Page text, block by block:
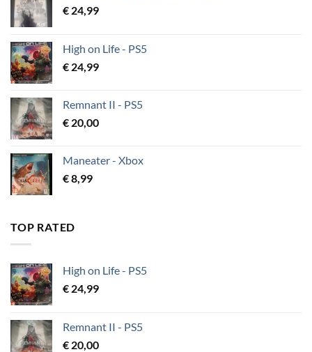
€ 24,99
High on Life - PS5
€ 24,99
Remnant II - PS5
€ 20,00
Maneater - Xbox
€8,99
TOP RATED
High on Life - PS5
€ 24,99
Remnant II - PS5
€ 20,00